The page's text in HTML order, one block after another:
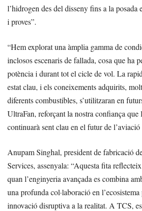
l’hidrogen des del disseny fins a la posada
i proves”.
“Hem explorat una àmplia gamma de
inclosos escenaris de fallada, cosa que ha
potència i durant tot el cicle de vol. La
estat clau, i els coneixements adquirits,
diferents combustibles, s’utilitzaran en
UltraFan, reforçant la nostra confiança que
continuarà sent clau en el futur de
Anupam Singhal, president de fabricació
Services, assenyala: “Aquesta fita
quan l’enginyeria avançada es combina
una profunda col·laboració en l’ecosistema
innovació disruptiva a la realitat. A TCS,